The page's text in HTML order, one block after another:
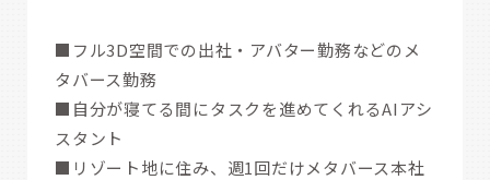
■フル3D空間での出社・アバター勤務などのメ
タバース勤務
■自分が寝てる間にタスクを進めてくれるAIアシ
スタント
■リゾート地に住み、週1回だけメタバース本社